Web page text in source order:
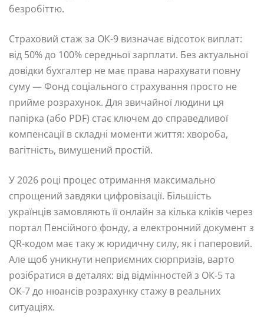
безробіттю.
Страховий стаж за ОК-9 визначає відсоток виплат:
від 50% до 100% середньої зарплати. Без актуальної
довідки бухгалтер не має права нарахувати повну
суму — Фонд соціального страхування просто не
прийме розрахунок. Для звичайної людини ця
папірка (або PDF) стає ключем до справедливої
компенсації в складні моменти життя: хвороба,
вагітність, вимушений простій.
У 2026 році процес отримання максимально
спрощений завдяки цифровізації. Більшість
українців замовляють її онлайн за кілька кліків через
портал Пенсійного фонду, а електронний документ з
QR-кодом має таку ж юридичну силу, як і паперовий.
Але щоб уникнути неприємних сюрпризів, варто
розібратися в деталях: від відмінностей з ОК-5 та
ОК-7 до нюансів розрахунку стажу в реальних
ситуаціях.